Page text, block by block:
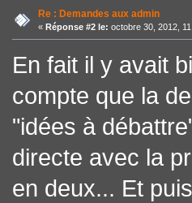
Re : Demandes aux admin
« Réponse #2 le: octobre 30, 2012,
En fait il y avait
compte que la
"idées à
directe avec la
en deux... Et